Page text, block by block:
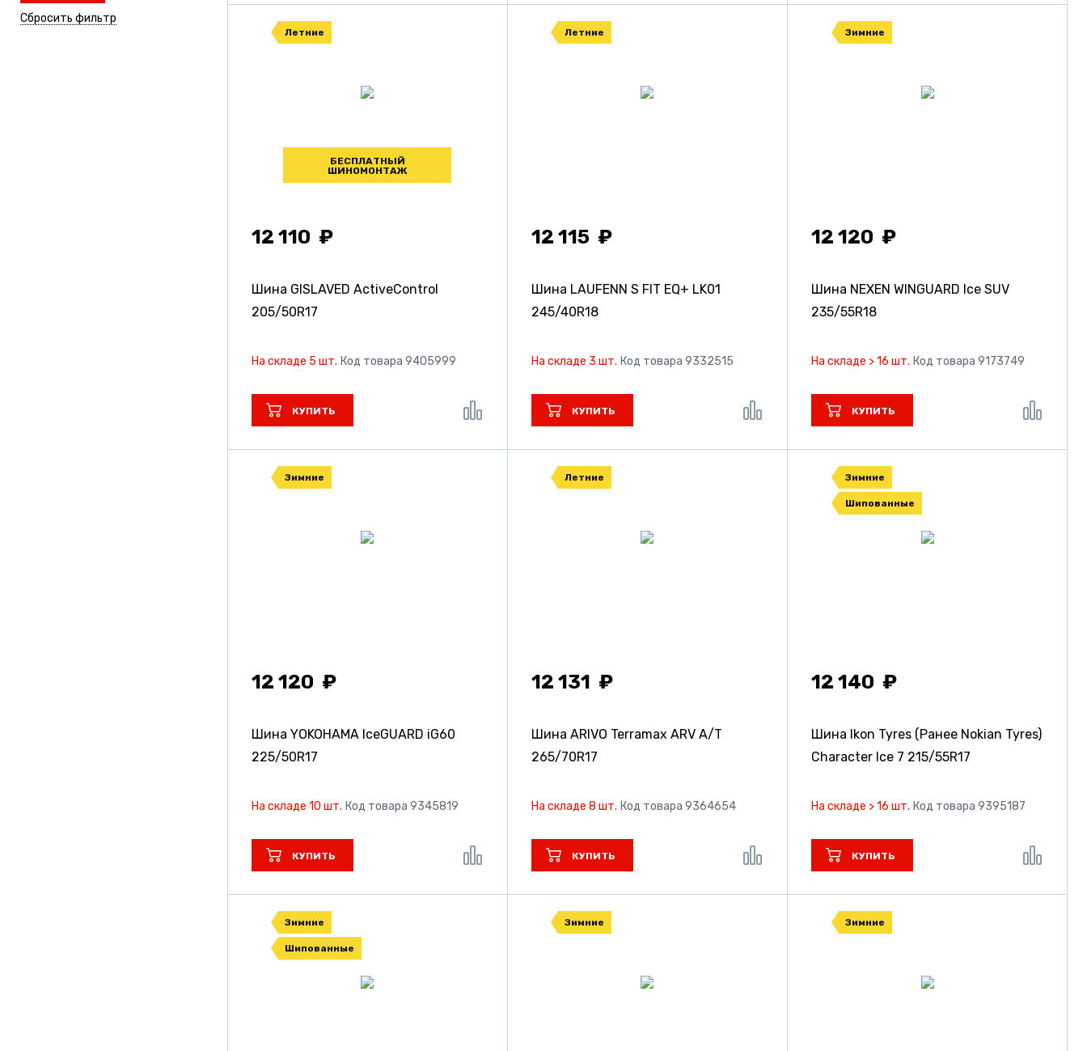
Сбросить фильтр
Летние
БЕСПЛАТНЫЙ
ШИНОМОНТАЖ
12 110
Шина GISLAVED ActiveControl
205/50R17
На складе 5 шт. Код товара 9405999
КУПИТЬ
Летние
12 115
Шина LAUFENN S FIT EQ+ LK01
245/40R18
На складе 3 шт. Код товара 9332515
КУПИТЬ
Зимние
12 120
Шина NEXEN WINGUARD Ice SUV
235/55R18
На складе > 16 шт. Код товара 9173749
КУПИТЬ
Зимние
12 120
Шина YOKOHAMA IceGUARD iG60
225/50R17
На складе 10 шт. Код товара 9345819
КУПИТЬ
Летние
12 131
Шина ARIVO Terramax ARV A/T
265/70R17
На складе 8 шт. Код товара 9364654
КУПИТЬ
Зимние
Шипованные
12 140
Шина Ikon Tyres (Ранее Nokian Tyres)
Character Ice 7 215/55R17
На складе > 16 шт. Код товара 9395187
КУПИТЬ
Зимние
Шипованные
Зимние Зимние